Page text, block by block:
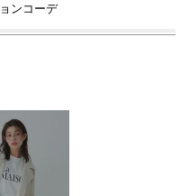
ンコーデ